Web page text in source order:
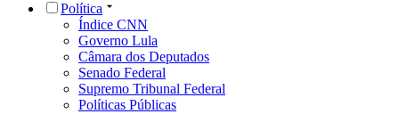
Política
Índice CNN
Governo Lula
Câmara dos Deputados
Senado Federal
Supremo Tribunal Federal
Políticas Públicas